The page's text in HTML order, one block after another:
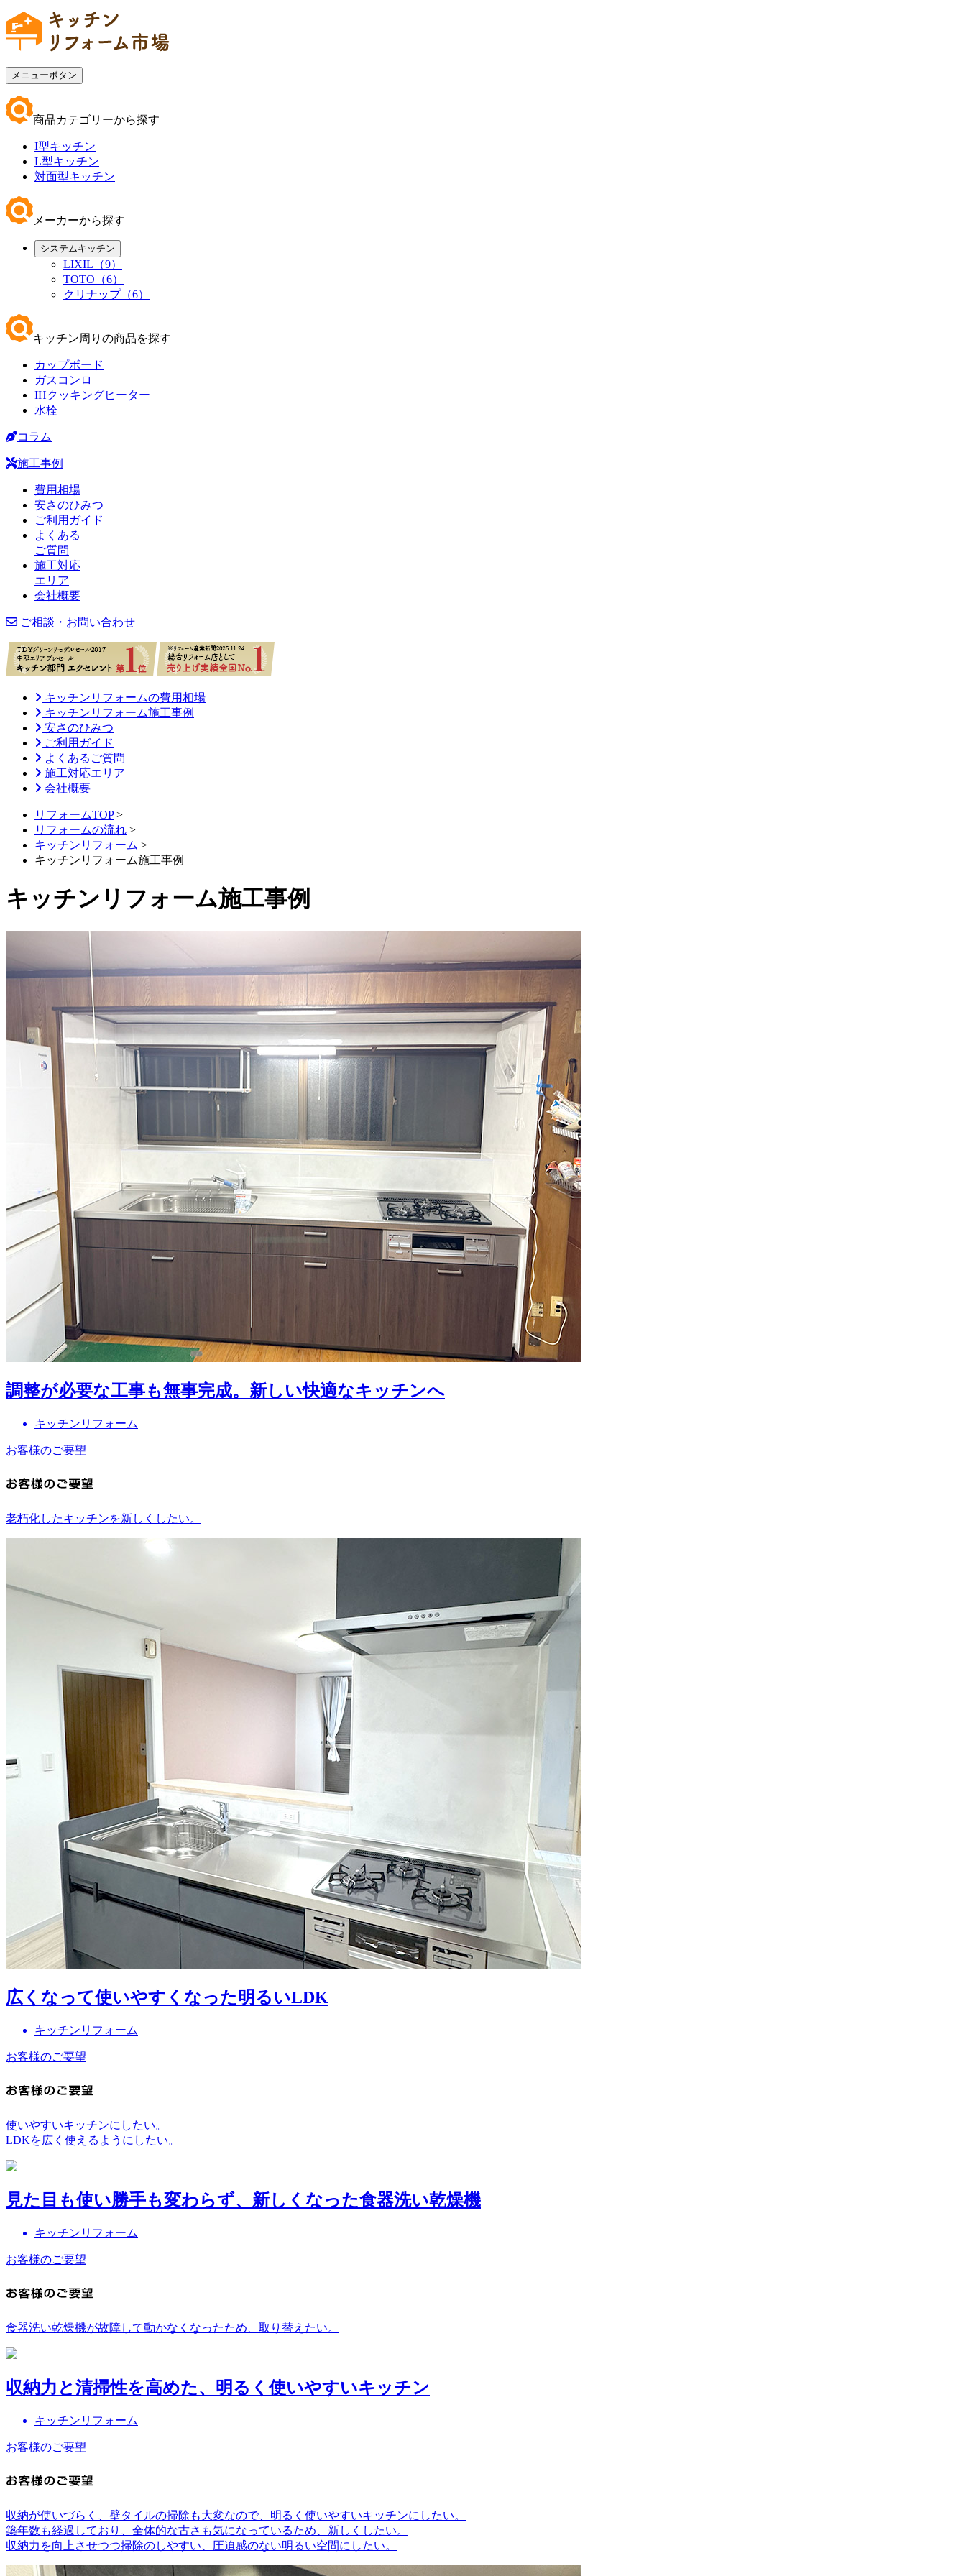
メニューボタン
商品カテゴリーから探す
I型キッチン
L型キッチン
対面型キッチン
メーカーから探す
システムキッチン
LIXIL（9）
TOTO（6）
クリナップ（6）
キッチン周りの商品を探す
カップボード
ガスコンロ
IHクッキングヒーター
水栓
コラム
施工事例
費用相場
安さのひみつ
ご利用ガイド
よくある
ご質問
施工対応
エリア
会社概要
ご相談・お問い合わせ
キッチンリフォームの費用相場
キッチンリフォーム施工事例
安さのひみつ
ご利用ガイド
よくあるご質問
施工対応エリア
会社概要
リフォームTOP>
リフォームの流れ >
キッチンリフォーム >
キッチンリフォーム施工事例
キッチンリフォーム施工事例
調整が必要な工事も無事完成。新しい快適なキッチンへ
キッチンリフォーム
お客様のご要望
老朽化したキッチンを新しくしたい。
広くなって使いやすくなった明るいLDK
キッチンリフォーム
お客様のご要望
使いやすいキッチンにしたい。
LDKを広く使えるようにしたい。
見た目も使い勝手も変わらず、新しくなった食器洗い乾燥機
キッチンリフォーム
お客様のご要望
食器洗い乾燥機が故障して動かなくなったため、取り替えたい。
収納力と清掃性を高めた、明るく使いやすいキッチン
キッチンリフォーム
お客様のご要望
収納が使いづらく、壁タイルの掃除も大変なので、明るく使いやすいキッチンにしたい。
築年数も経過しており、全体的な古さも気になっているため、新しくしたい。
収納力を向上させつつ掃除のしやすい、圧迫感のない明るい空間にしたい。